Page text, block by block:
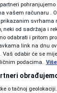
SVIJET
partneri
vašem računaru .
svrhama
neki od sadržaja i
odabrati i pritom
link na dnu
Vaš odabir će se
podacima.
o tačnoj